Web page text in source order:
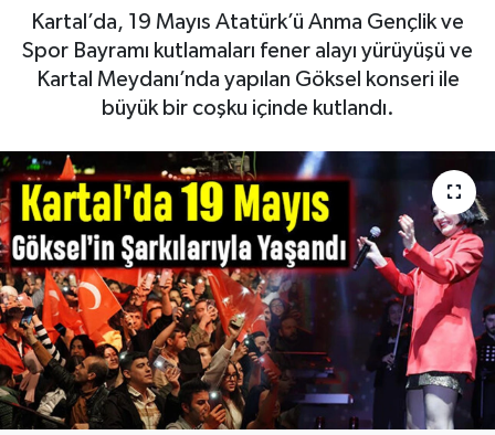
Kartal’da, 19 Mayıs Atatürk’ü Anma Gençlik ve
Spor Bayramı kutlamaları fener alayı yürüyüşü ve
Kartal Meydanı’nda yapılan Göksel konseri ile
büyük bir coşku içinde kutlandı.